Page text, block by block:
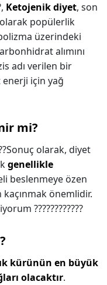
Ketojenik diyet, son
olarak popülerlik
üzerindeki
alımını
adı verilen bir
için yağ
mi?
olarak, diyet
genellikle
beslenmeye özen
önemlidir.
????????????
kürünün en büyük
olacaktır.